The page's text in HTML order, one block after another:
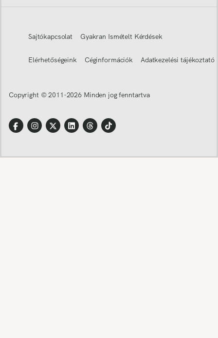
Sajtókapcsolat Gyakran Ismételt Kérdések
Elérhetőségeink Céginformációk Adatkezelési tájékoztató
Copyright © 2011-2026 Minden jog fenntartva